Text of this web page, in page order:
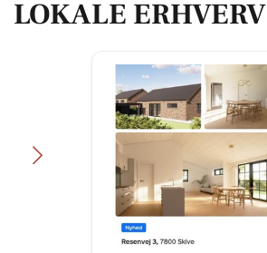
LOKALE ERHVERV